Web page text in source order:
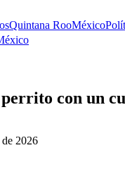
Quintana RooMéxico
con un
2026